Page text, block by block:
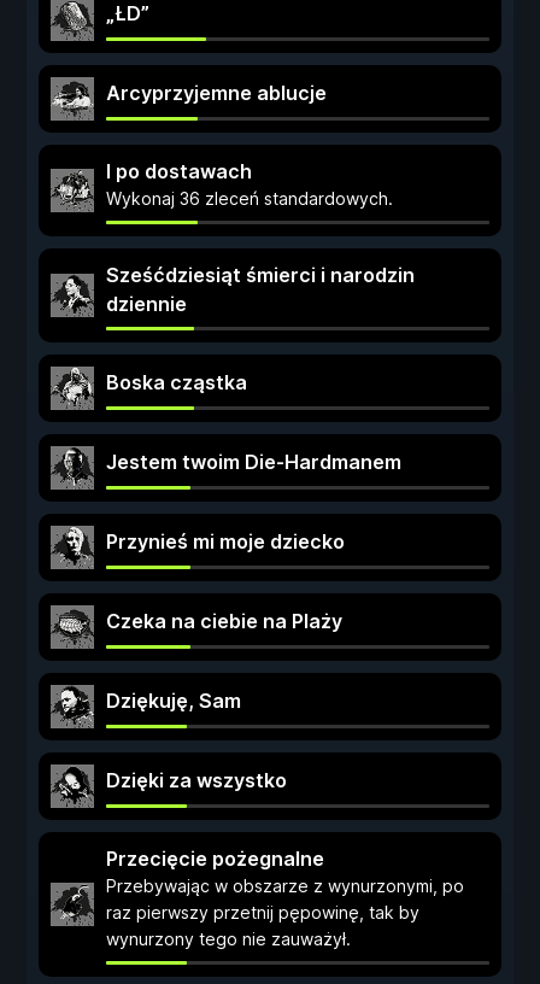
„ŁD”
Arcyprzyjemne ablucje
I po dostawach
Wykonaj 36 zleceń standardowych.
Sześćdziesiąt śmierci i narodzin
dziennie
Boska cząstka
Jestem twoim Die-Hardmanem
Przynieś mi moje dziecko
Czeka na ciebie na Plaży
Dziękuję, Sam
Dzięki za wszystko
Przecięcie pożegnalne
Przebywając w obszarze z wynurzonymi, po
raz pierwszy przetnij pępowinę, tak by
wynurzony tego nie zauważył.